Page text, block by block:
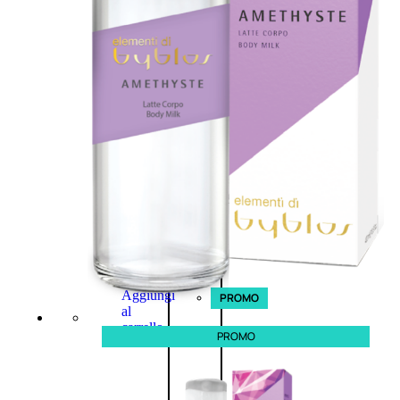
L’OCCITANE
VERBENA
0
5
€
€
ESAURITO
Aggiungi
al
carrello
PROMO
PROMO